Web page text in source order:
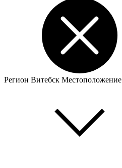
Регион Витебск Местоположение